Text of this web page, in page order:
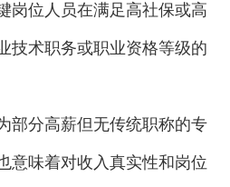
位人员在满足高社保或高
技术职务或职业资格等级的
分高薪但无传统职称的专
意味着对收入真实性和岗位